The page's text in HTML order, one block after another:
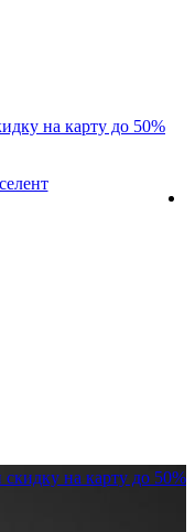
на карту до 50%
на карту до 50%